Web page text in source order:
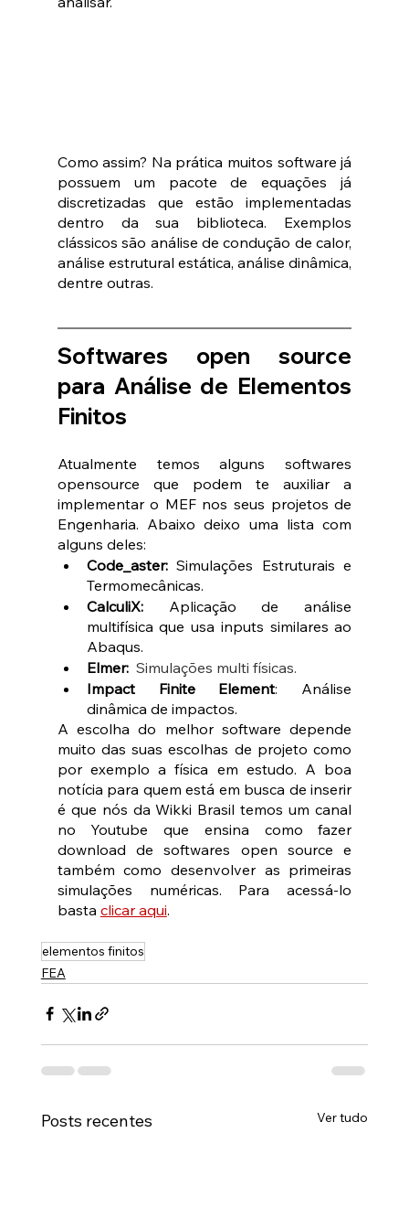
Como assim? Na prática muitos software já
possuem um pacote de equações já
discretizadas que estão implementadas
dentro da sua biblioteca. Exemplos
clássicos são análise de condução de calor,
análise estrutural estática, análise dinâmica,
dentre outras.
Softwares open source
para Análise de Elementos
Finitos
Atualmente temos alguns softwares
opensource que podem te auxiliar a
implementar o MEF nos seus projetos de
Engenharia. Abaixo deixo uma lista com
alguns deles:
Code_aster: Simulações Estruturais e
Termomecânicas.
CalculiX: Aplicação de análise
multifísica que usa inputs similares ao
Abaqus.
Elmer: Simulações multi físicas.
Impact Finite Element: Análise
dinâmica de impactos.
A escolha do melhor software depende
muito das suas escolhas de projeto como
por exemplo a física em estudo. A boa
notícia para quem está em busca de inserir
é que nós da Wikki Brasil temos um canal
no Youtube que ensina como fazer
download de softwares open source e
também como desenvolver as primeiras
simulações numéricas. Para acessá-lo
basta clicar aqui.
elementos finitos
FEA
Posts recentes Ver tudo